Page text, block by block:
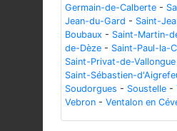
Germain-de-Calberte -
Jean-du-Gard - Saint-
Boubaux - Saint-Martin-
de-Dèze - Saint-Paul-la-
Saint-Privat-de-Vallongue
Saint-Sébastien-
Soudorgues - Soustelle -
Vebron - Ventalon en